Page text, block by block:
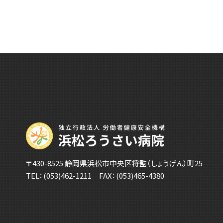
〒430-8525 静岡県浜松市中央区将監（しょうげん）町25
TEL： (053)462-1211 FAX：(053)465-4380